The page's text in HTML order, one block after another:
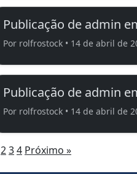
Publicação de admin
Por rolfrostock • 14 de abril de
Publicação de admin
Por rolfrostock • 14 de abril de
234 Próximo »